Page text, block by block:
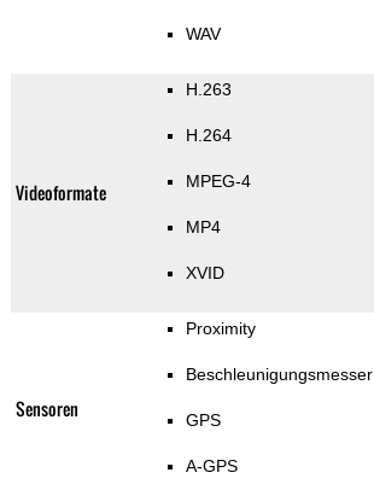
WAV
Videoformate
H.263
H.264
MPEG-4
MP4
XVID
Sensoren
Proximity
Beschleunigungsmesser
GPS
A-GPS